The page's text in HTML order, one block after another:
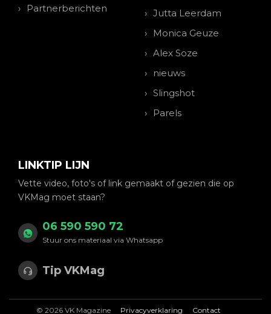
Partnerberichten
Jutta Leerdam
Monica Geuze
Alex Soze
nieuws
Slingshot
Parels
LINKTIP LIJN
Vette video, foto's of link gemaakt of gezien die op
VKMag moet staan?
06 590 590 72
Stuur ons materiaal via Whatsapp
Tip VKMag
© 2026 VK Magazine Privacyverklaring Contact